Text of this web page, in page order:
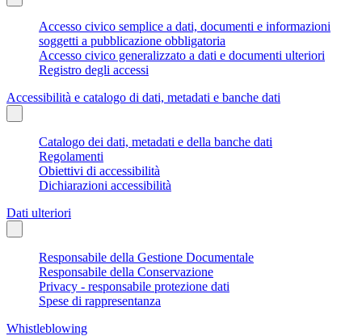
Accesso civico semplice a dati, documenti e informazioni
soggetti a pubblicazione obbligatoria
Accesso civico generalizzato a dati e documenti ulteriori
Registro degli accessi
Accessibilità e catalogo di dati, metadati e banche dati
Catalogo dei dati, metadati e della banche dati
Regolamenti
Obiettivi di accessibilità
Dichiarazioni accessibilità
Dati ulteriori
Responsabile della Gestione Documentale
Responsabile della Conservazione
Privacy - responsabile protezione dati
Spese di rappresentanza
Whistleblowing